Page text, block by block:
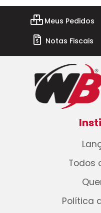
Meus Pedidos
Notas Fiscais
Todos
Política